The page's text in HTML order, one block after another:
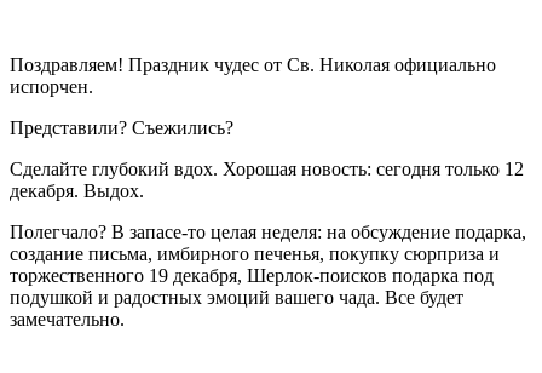
Поздравляем! Праздник чудес от Св. Николая официально
испорчен.
Представили? Съежились?
Сделайте глубокий вдох. Хорошая новость: сегодня только 12
декабря. Выдох.
Полегчало? В запасе-то целая неделя: на обсуждение подарка,
создание письма, имбирного печенья, покупку сюрприза и
торжественного 19 декабря, Шерлок-поисков подарка под
подушкой и радостных эмоций вашего чада. Все будет
замечательно.